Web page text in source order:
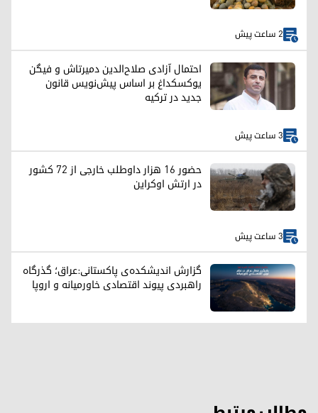
2 ساعت پیش
احتمال آزادی صلاح‌الدین دمیرتاش و فیگن
یوکسکداغ بر اساس پیش‌نویس قانون
جدید در ترکیه
3 ساعت پیش
حضور ۱۶ هزار داوطلب خارجی از ۷۲ کشور
در ارتش اوکراین
3 ساعت پیش
گزارش اندیشکده‌ی پاکستانی:عراق؛ گذرگاه
راهبردی پیوند اقتصادی خاورمیانه و اروپا